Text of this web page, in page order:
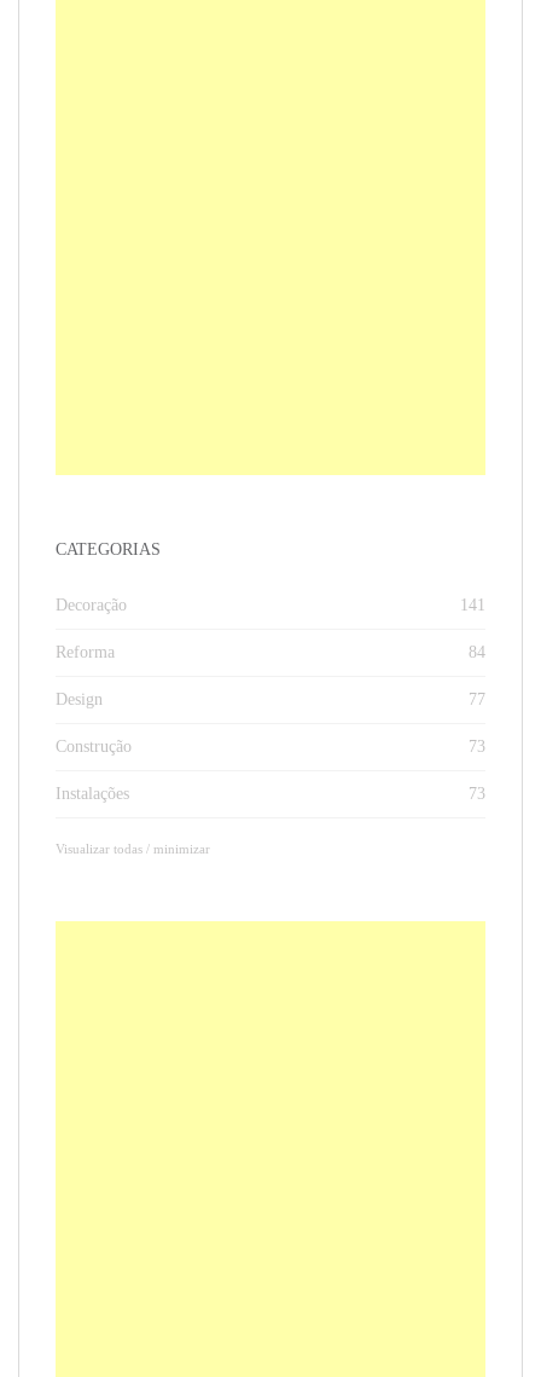
CATEGORIAS
Decoração 141
Reforma 84
Design 77
Construção 73
Instalações 73
Visualizar todas / minimizar